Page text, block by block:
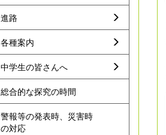
進路
各種案内
中学生の皆さんへ
総合的な探究の時間
警報等の発表時、災害時
の対応